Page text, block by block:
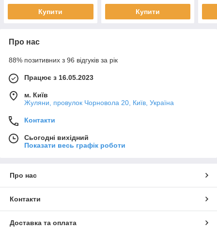
Купити Купити
Про нас
88% позитивних з 96 відгуків за рік
Працює з 16.05.2023
м. Київ
Жуляни, провулок Чорновола 20, Київ, Україна
Контакти
Сьогодні вихідний
Показати весь графік роботи
Про нас
Контакти
Доставка та оплата